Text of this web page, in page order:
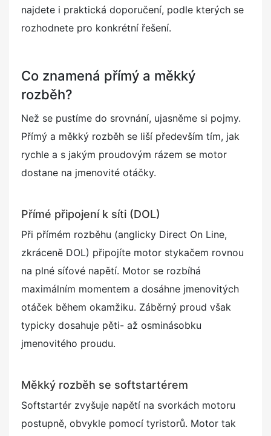
najdete i praktická doporučení, podle kterých se
rozhodnete pro konkrétní řešení.
Co znamená přímý a měkký
rozběh?
Než se pustíme do srovnání, ujasněme si pojmy.
Přímý a měkký rozběh se liší především tím, jak
rychle a s jakým proudovým rázem se motor
dostane na jmenovité otáčky.
Přímé připojení k síti (DOL)
Při přímém rozběhu (anglicky Direct On Line,
zkráceně DOL) připojíte motor stykačem rovnou
na plné síťové napětí. Motor se rozbíhá
maximálním momentem a dosáhne jmenovitých
otáček během okamžiku. Záběrný proud však
typicky dosahuje pěti- až osminásobku
jmenovitého proudu.
Měkký rozběh se softstartérem
Softstartér zvyšuje napětí na svorkách motoru
postupně, obvykle pomocí tyristorů. Motor tak